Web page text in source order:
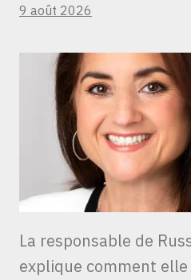
9 août 2026
La responsable de
explique comment